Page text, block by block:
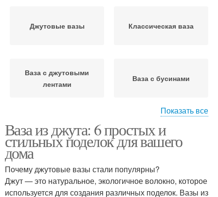
Джутовые вазы Классическая ваза
Ваза с джутовыми
лентами
Ваза с бусинами
элементами
Ваза с тканью
Ваза с краской Вазы из джута
Показать все
Ваза из джута: 6 простых и
стильных поделок для вашего
дома
Почему джутовые вазы стали популярны?
Джут — это натуральное, экологичное волокно, которое
используется для создания различных поделок. Вазы из